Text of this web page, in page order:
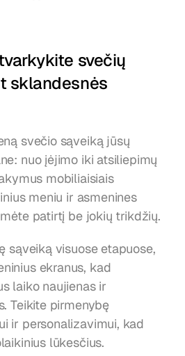
svečių
sklandesnės
svečio sąveiką jūsų
nuo įėjimo iki atsiliepimų
mobiliaisiais
meniu ir asmenines
patirtį be jokių trikdžių.
sąveiką visuose etapuose,
ekranus, kad
laiko naujienas ir
Teikite pirmenybę
ir personalizavimui, kad
lūkesčius.